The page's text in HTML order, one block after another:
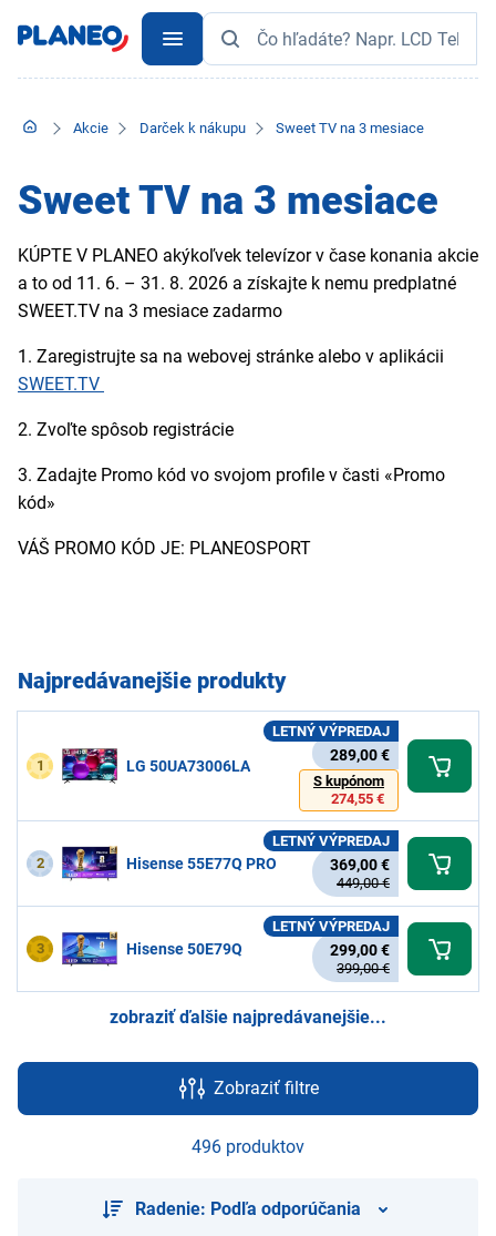
Akcie Darček k nákupu Sweet TV na 3 mesiace
Sweet TV na 3 mesiace
KÚPTE V PLANEO akýkoľvek televízor v čase konania akcie
a to od 11. 6. – 31. 8. 2026 a získajte k nemu predplatné
SWEET.TV na 3 mesiace zadarmo
1. Zaregistrujte sa na webovej stránke alebo v aplikácii
SWEET.TV
2. Zvoľte spôsob registrácie
3. Zadajte Promo kód vo svojom profile v časti «Promo
kód»
VÁŠ PROMO KÓD JE: PLANEOSPORT
Najpredávanejšie produkty
1 LG 50UA73006LA
LETNÝ VÝPREDAJ
289,00 €
S kupónom
274,55 €
2 Hisense 55E77Q PRO
LETNÝ VÝPREDAJ
369,00 €
449,00 €
3 Hisense 50E79Q
LETNÝ VÝPREDAJ
299,00 €
399,00 €
zobraziť ďalšie najpredávanejšie...
Zobraziť filtre
496 produktov
Radenie: Podľa odporúčania